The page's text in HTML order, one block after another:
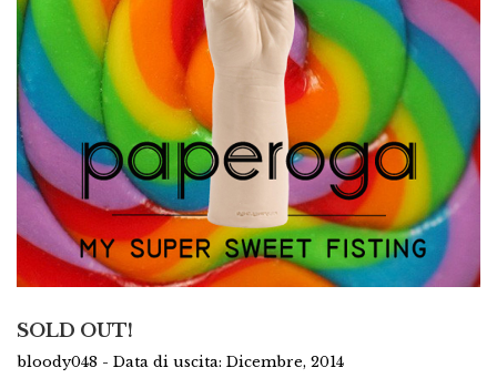
SOLD OUT!
bloody048 - Data di uscita: Dicembre, 2014